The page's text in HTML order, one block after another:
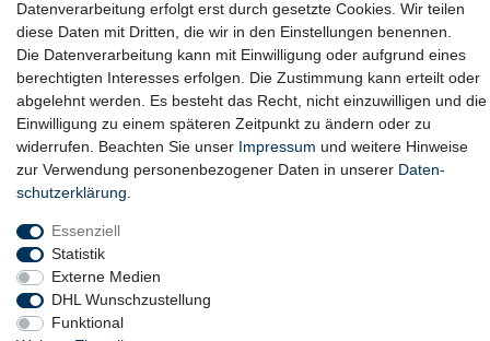
Daten­schutz­erklärung
Datenverarbeitung erfolgt erst durch gesetzte Cookies. Wir teilen
diese Daten mit Dritten, die wir in den Einstellungen benennen.
Die Datenverarbeitung kann mit Einwilligung oder aufgrund eines
berechtigten Interesses erfolgen. Die Zustimmung kann erteilt oder
abgelehnt werden. Es besteht das Recht, nicht einzuwilligen und die
Einwilligung zu einem späteren Zeitpunkt zu ändern oder zu
widerrufen. Beachten Sie unser Impressum und weitere Hinweise
zur Verwendung personenbezogener Daten in unserer Daten­
schutz­erklärung
Essenziell
Statistik
Externe Medien
DHL Wunschzustellung
Funktional